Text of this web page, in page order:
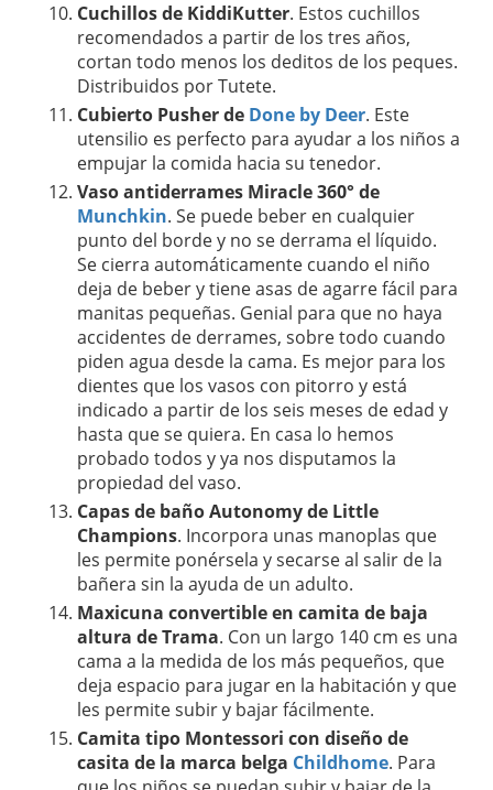
Cuchillos de KiddiKutter. Estos cuchillos
recomendados a partir de los tres años,
cortan todo menos los deditos de los peques.
Distribuidos por Tutete.
Cubierto Pusher de Done by Deer. Este
utensilio es perfecto para ayudar a los niños a
empujar la comida hacia su tenedor.
Vaso antiderrames Miracle 360° de
Munchkin. Se puede beber en cualquier
punto del borde y no se derrama el líquido.
Se cierra automáticamente cuando el niño
deja de beber y tiene asas de agarre fácil para
manitas pequeñas. Genial para que no haya
accidentes de derrames, sobre todo cuando
piden agua desde la cama. Es mejor para los
dientes que los vasos con pitorro y está
indicado a partir de los seis meses de edad y
hasta que se quiera. En casa lo hemos
probado todos y ya nos disputamos la
propiedad del vaso.
Capas de baño Autonomy de Little
Champions. Incorpora unas manoplas que
les permite ponérsela y secarse al salir de la
bañera sin la ayuda de un adulto.
Maxicuna convertible en camita de baja
altura de Trama. Con un largo 140 cm es una
cama a la medida de los más pequeños, que
deja espacio para jugar en la habitación y que
les permite subir y bajar fácilmente.
Camita tipo Montessori con diseño de
casita de la marca belga Childhome. Para